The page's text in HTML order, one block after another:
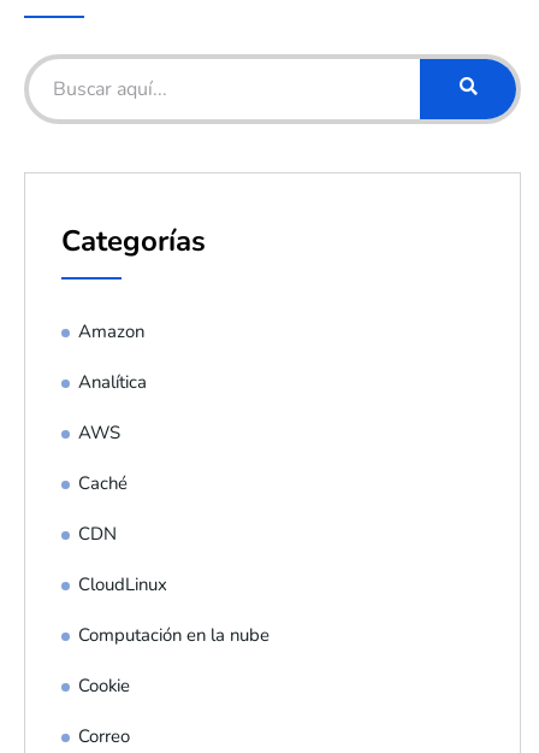
Categorías
Amazon
Analítica
AWS
Caché
CDN
CloudLinux
Computación en la nube
Cookie
Correo